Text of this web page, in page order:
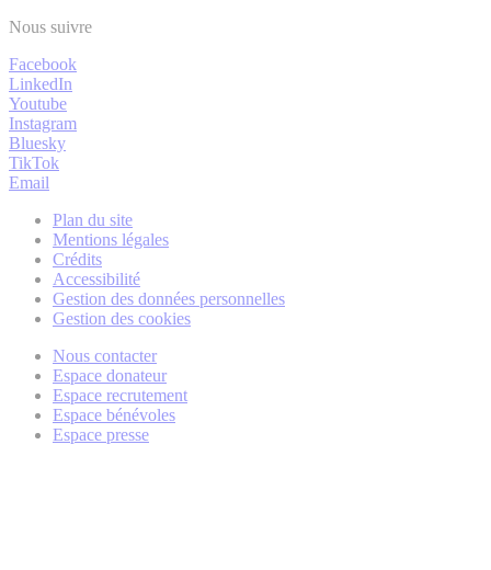
Nous suivre
Facebook
LinkedIn
Youtube
Instagram
Bluesky
TikTok
Email
Plan du site
Mentions légales
Crédits
Accessibilité
Gestion des données personnelles
Gestion des cookies
Nous contacter
Espace donateur
Espace recrutement
Espace bénévoles
Espace presse